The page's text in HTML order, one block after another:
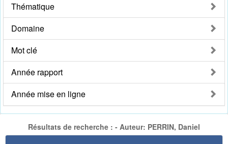
Thématique
Domaine
Mot clé
Année rapport
Année mise en ligne
Résultats de recherche : - Auteur: PERRIN, Daniel